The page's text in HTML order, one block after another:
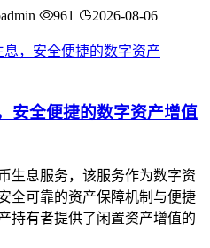
961 2026-08-06
安全便捷的数字资产增值
生息服务，该服务作为数字资
全可靠的资产保障机制与便捷
持有者提供了闲置资产增值的